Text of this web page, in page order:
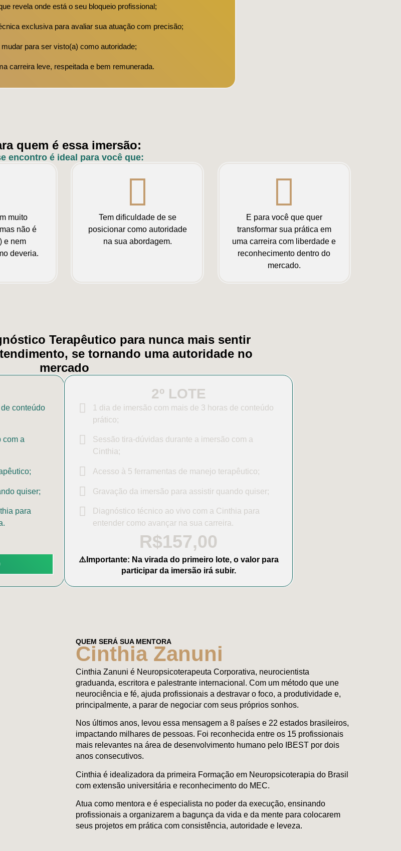
revela onde está o seu bloqueio profissional;
exclusiva para avaliar sua atuação com precisão;
para ser visto(a) como autoridade;
carreira leve, respeitada e bem remunerada.
quem é essa imersão:
encontro é ideal para você que:
muito
não é
e nem
deveria.
Tem dificuldade de se
posicionar como autoridade
na sua abordagem.
E para você que quer
transformar sua prática em
uma carreira com liberdade e
reconhecimento dentro do
mercado.
Terapêutico para nunca mais sentir
se tornando uma autoridade no
mercado
conteúdo
com a
quiser;
para
2º LOTE
1 dia de imersão com mais de 3 horas de conteúdo
prático;
Sessão tira-dúvidas durante a imersão com a
Cinthia;
Acesso à 5 ferramentas de manejo terapêutico;
Gravação da imersão para assistir quando quiser;
Diagnóstico técnico ao vivo com a Cinthia para
entender como avançar na sua carreira.
R$157,00
⚠️Importante: Na virada do primeiro lote, o valor para
participar da imersão irá subir.
QUEM SERÁ SUA MENTORA
Cinthia Zanuni
Cinthia Zanuni é Neuropsicoterapeuta Corporativa, neurocientista
graduanda, escritora e palestrante internacional. Com um método que une
neurociência e fé, ajuda profissionais a destravar o foco, a produtividade e,
principalmente, a parar de negociar com seus próprios sonhos.
Nos últimos anos, levou essa mensagem a 8 países e 22 estados brasileiros,
impactando milhares de pessoas. Foi reconhecida entre os 15 profissionais
mais relevantes na área de desenvolvimento humano pelo IBEST por dois
anos consecutivos.
Cinthia é idealizadora da primeira Formação em Neuropsicoterapia do Brasil
com extensão universitária e reconhecimento do MEC.
Atua como mentora e é especialista no poder da execução, ensinando
profissionais a organizarem a bagunça da vida e da mente para colocarem
seus projetos em prática com consistência, autoridade e leveza.